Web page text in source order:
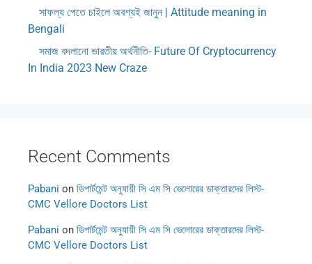
সাফল্য পেতে চাইলে অবশ্যই জানুন | Attitude meaning in
Bengali
সমাজ বদলানো ভারতীয় অর্থনীতি- Future Of Cryptocurrency
In India 2023 New Craze
Recent Comments
Pabani on ডিপার্টমেন্ট অনুযায়ী সি এম সি ভেলোরের ডাক্তারদের লিস্ট-
CMC Vellore Doctors List
Pabani on ডিপার্টমেন্ট অনুযায়ী সি এম সি ভেলোরের ডাক্তারদের লিস্ট-
CMC Vellore Doctors List